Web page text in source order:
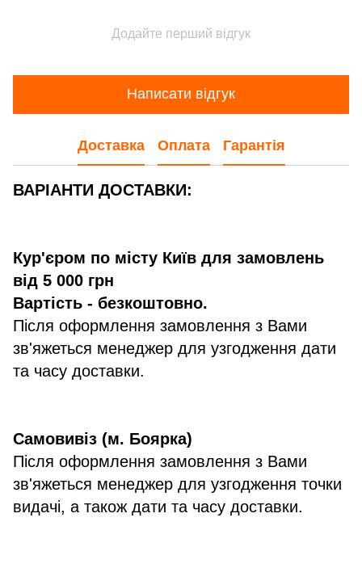
Додайте перший відгук
Написати відгук
Доставка Оплата Гарантія
ВАРІАНТИ ДОСТАВКИ:
Кур'єром по місту Київ для замовлень
від 5 000 грн
Вартість - безкоштовно.
Після оформлення замовлення з Вами
зв'яжеться менеджер для узгодження дати
та часу доставки.
Самовивіз (м. Боярка)
Після оформлення замовлення з Вами
зв'яжеться менеджер для узгодження точки
видачі, а також дати та часу доставки.